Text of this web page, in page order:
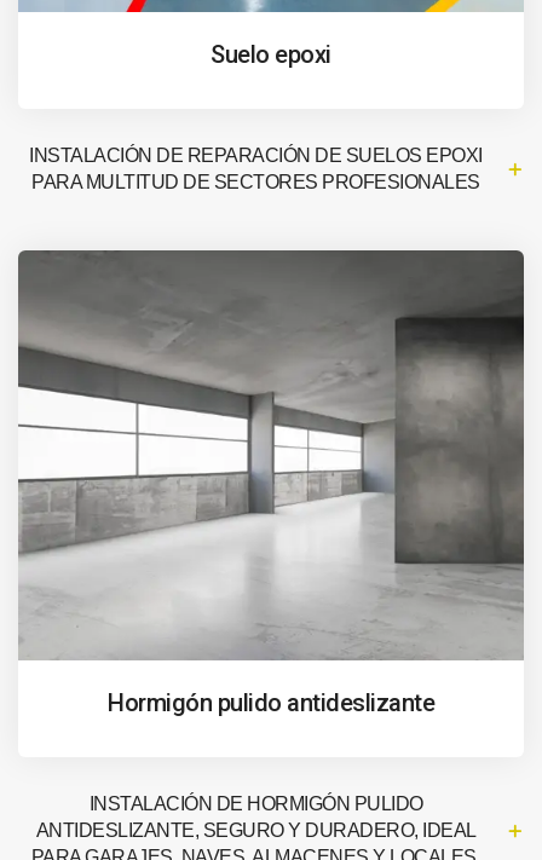
Suelo epoxi
INSTALACIÓN DE REPARACIÓN DE SUELOS EPOXI
PARA MULTITUD DE SECTORES PROFESIONALES
Hormigón pulido antideslizante
INSTALACIÓN DE HORMIGÓN PULIDO
ANTIDESLIZANTE, SEGURO Y DURADERO, IDEAL